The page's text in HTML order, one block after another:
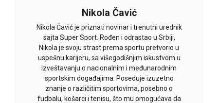
Nikola Čavić
Nikola Čavić je priznati novinar i trenutni urednik
sajta Super Sport. Rođen i odrastao u Srbiji,
Nikola je svoju strast prema sportu pretvorio u
uspešnu karijeru, sa višegodišnjim iskustvom u
izveštavanju o nacionalnim i međunarodnim
sportskim događajima. Poseduje izuzetno
znanje o različitim sportovima, posebno o
fudbalu, košarci i tenisu, što mu omogućava da